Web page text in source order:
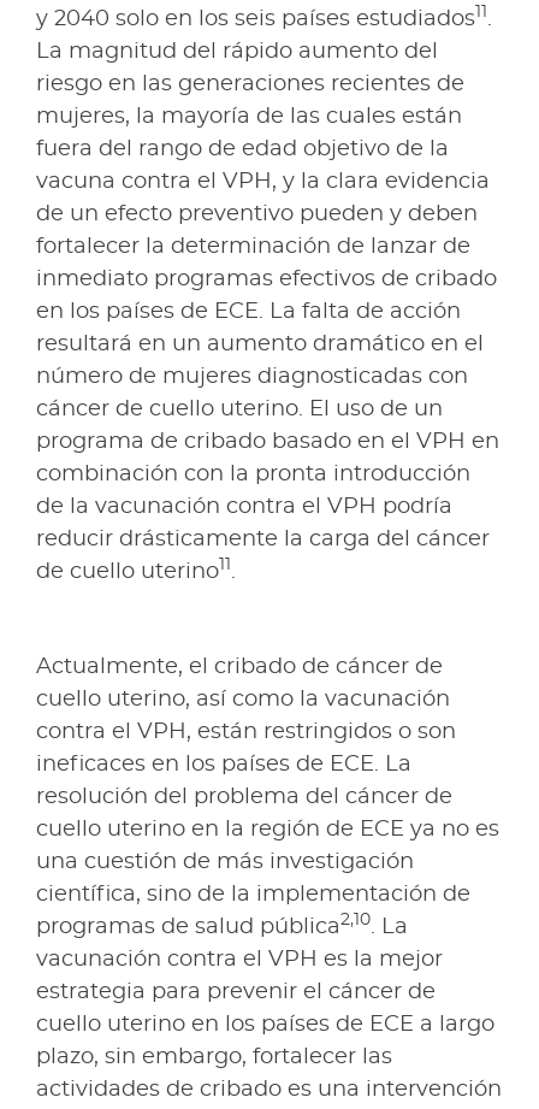
y 2040 solo en los seis países estudiados
.
La magnitud del rápido aumento del
riesgo en las generaciones recientes de
mujeres, la mayoría de las cuales están
fuera del rango de edad objetivo de la
vacuna contra el VPH, y la clara evidencia
de un efecto preventivo pueden y deben
fortalecer la determinación de lanzar de
inmediato programas efectivos de cribado
en los países de ECE. La falta de acción
resultará en un aumento dramático en el
número de mujeres diagnosticadas con
cáncer de cuello uterino. El uso de un
programa de cribado basado en el VPH en
combinación con la pronta introducción
de la vacunación contra el VPH podría
reducir drásticamente la carga del cáncer
de cuello uterino
.
Actualmente, el cribado de cáncer de
cuello uterino, así como la vacunación
contra el VPH, están restringidos o son
ineficaces en los países de ECE. La
resolución del problema del cáncer de
cuello uterino en la región de ECE ya no es
una cuestión de más investigación
científica, sino de la implementación de
programas de salud pública2,10
. La
vacunación contra el VPH es la mejor
estrategia para prevenir el cáncer de
cuello uterino en los países de ECE a largo
plazo, sin embargo, fortalecer las
actividades de cribado es una intervención